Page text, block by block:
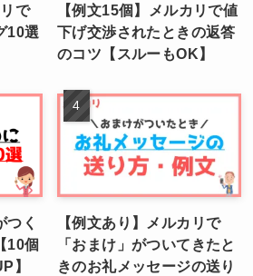
で
10選
【例文15個】メルカリで値
下げ交渉されたときの返答
のコツ【スルーもOK】
つく
10個
】
【例文あり】メルカリで
「おまけ」がついてきたと
きのお礼メッセージの送り